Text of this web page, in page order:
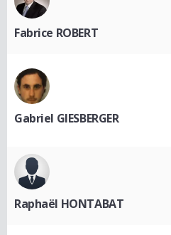
Fabrice ROBERT
Gabriel GIESBERGER
Raphaël HONTABAT